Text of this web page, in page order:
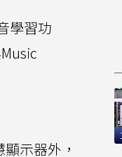
學習功
示器外，